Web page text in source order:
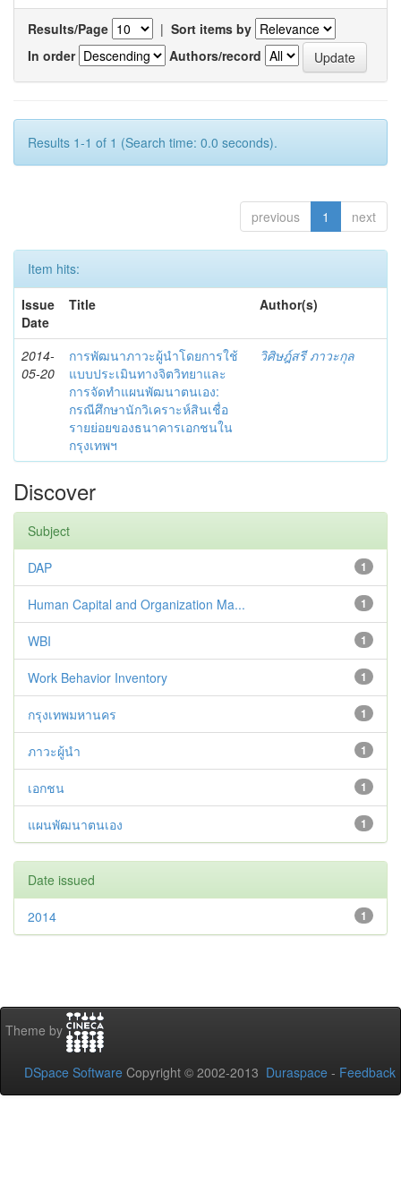
Results/Page | Sort items by
In order
Authors/record
Results 1-1 of 1 (Search time: 0.0 seconds).
previous 1 next
Item hits:
Issue
Date
Title Author(s)
2014-
05-20
การพัฒนาภาวะผู้นำโดยการใช้
แบบประเมินทางจิตวิทยาและ
การจัดทำแผนพัฒนาตนเอง:
กรณีศึกษานักวิเคราะห์สินเชื่อ
รายย่อยของธนาคารเอกชนใน
กรุงเทพฯ
วิศิษฎ์สรี ภาวะกุล
Discover
Subject
1
DAP
1
Human Capital and Organization Ma...
1
WBI
1
Work Behavior Inventory
1
กรุงเทพมหานคร
1
ภาวะผู้นำ
1
เอกชน
1
แผนพัฒนาตนเอง
Date issued
1
2014
Theme by
DSpace Software Copyright © 2002-2013 Duraspace - Feedback